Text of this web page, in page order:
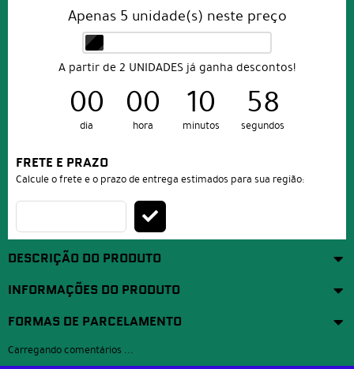
Apenas 5 unidade(s) neste preço
A partir de 2 UNIDADES já ganha descontos!
00
dia
00
hora
10
minutos
57
segundos
FRETE E PRAZO
Calcule o frete e o prazo de entrega estimados para sua região:
DESCRIÇÃO DO PRODUTO
INFORMAÇÕES DO PRODUTO
FORMAS DE PARCELAMENTO
Carregando comentários ...